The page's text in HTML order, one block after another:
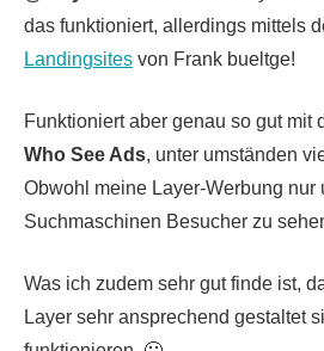
das funktioniert, allerdings mittels
Landingsites von Frank bueltge!
Funktioniert aber genau so gut mit
Who See Ads, unter umständen
Obwohl meine Layer-Werbung
Suchmaschinen Besucher zu
Was ich zudem sehr gut finde ist,
Layer sehr ansprechend gestaltet